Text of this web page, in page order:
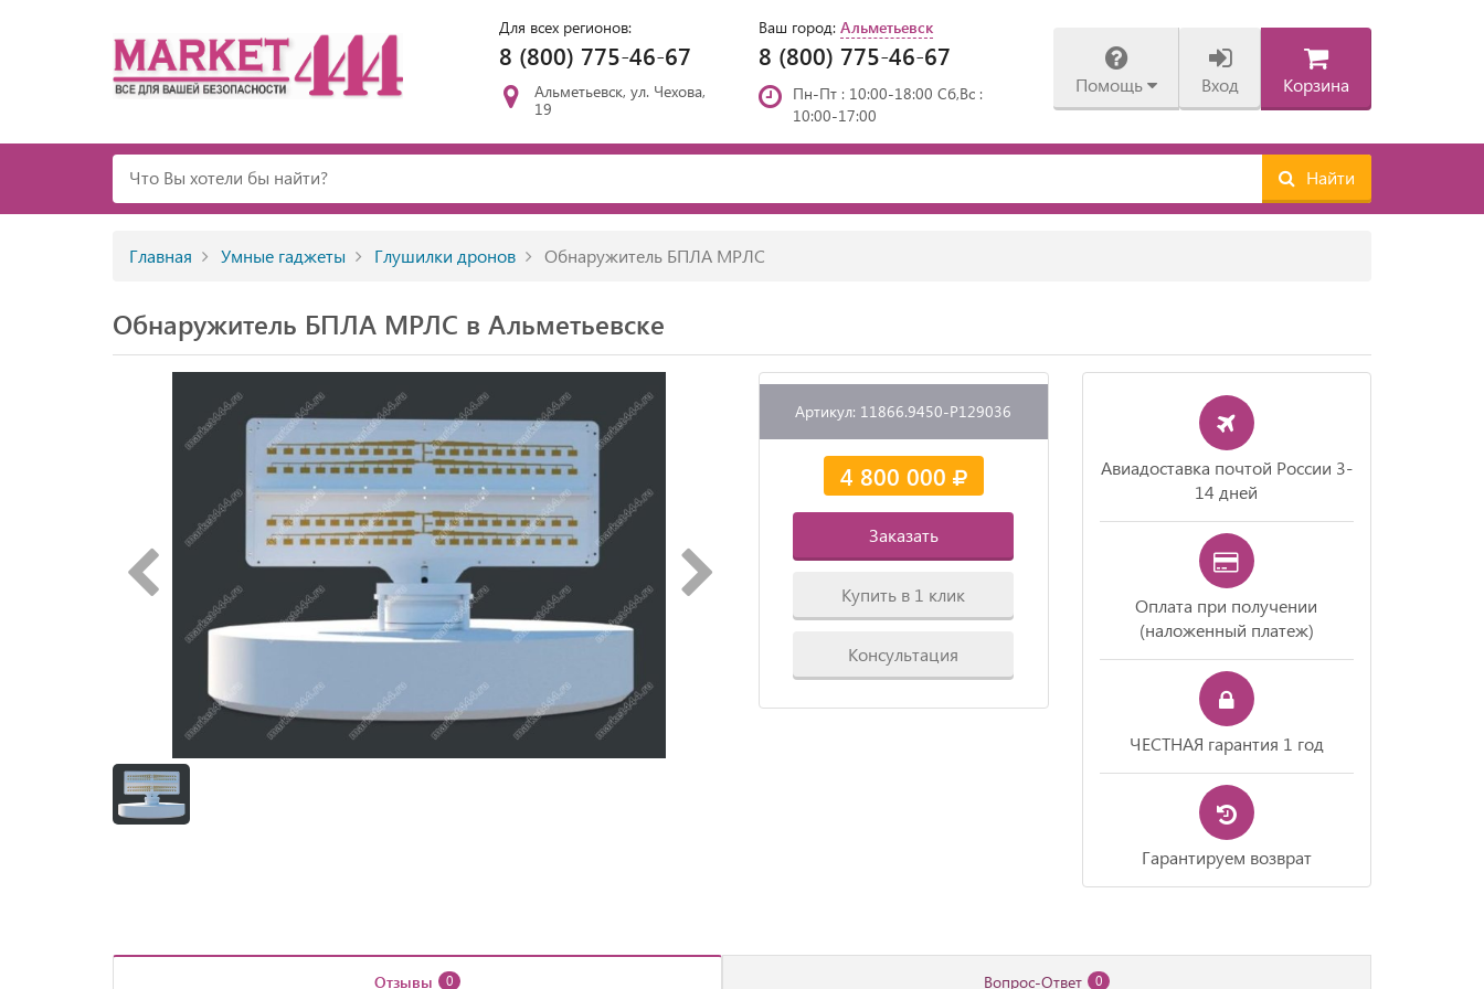
Для всех регионов:
8 (800) 775-46-67
Ваш город: Альметьевск
8 (800) 775-46-67
Альметьевск, ул. Чехова,
19
Пн-Пт : 10:00-18:00 Сб,Вс :
10:00-17:00
Помощь Вход Корзина
Найти
Главная Умные гаджеты Глушилки дронов Обнаружитель БПЛА МРЛС
Обнаружитель БПЛА МРЛС в Альметьевске
Артикул: 11866.9450-P129036
4 800 000
Заказать
Купить в 1 клик
Консультация
Авиадоставка почтой России 3-
14 дней
Оплата при получении
(наложенный платеж)
ЧЕСТНАЯ гарантия 1 год
Гарантируем возврат
Отзывы 0 Вопрос-Ответ 0